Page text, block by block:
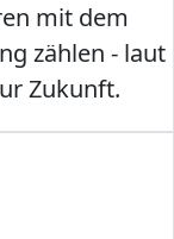
mit dem
zählen - laut
Zukunft.